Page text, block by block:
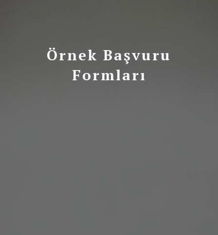
Örnek Başvuru
Formları